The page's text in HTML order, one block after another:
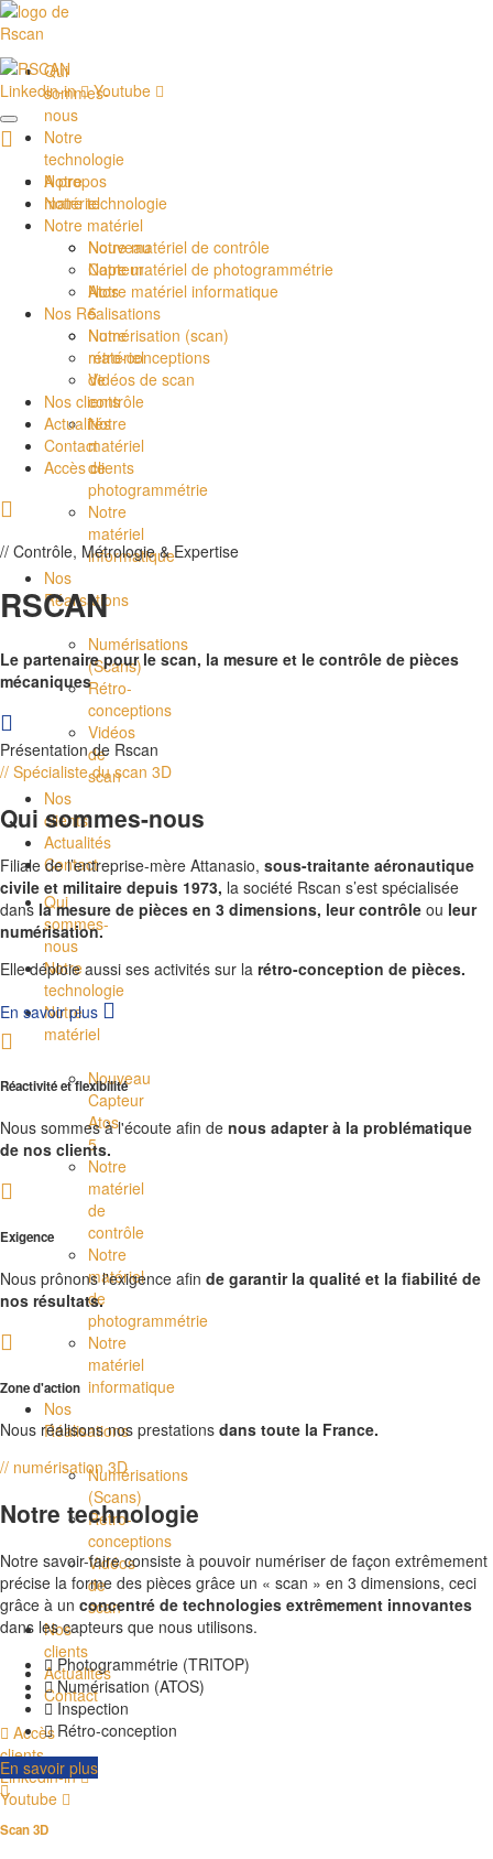
Qui
sommes-
nous
Notre
technologie
Notre
matériel
Nouveau
Capteur
Atos
5
Notre
matériel
de
contrôle
Notre
matériel
de
photogrammétrie
Notre
matériel
informatique
Nos
Réalisations
Numérisations
(Scans)
Rétro-
conceptions
Vidéos
de
scan
Nos
clients
Actualités
Contact
Qui
sommes-
nous
Notre
technologie
Notre
matériel
Nouveau
Capteur
Atos
5
Notre
matériel
de
contrôle
Notre
matériel
de
photogrammétrie
Notre
matériel
informatique
Nos
Réalisations
Numérisations
(Scans)
Rétro-
conceptions
Vidéos
de
scan
Nos
clients
Actualités
Contact
Accès
clients
Linkedin-in
Youtube
Linkedin-in Youtube
A propos
Notre technologie
Notre matériel
Notre matériel de contrôle
Notre matériel de photogrammétrie
Notre matériel informatique
Nos Réalisations
Numérisation (scan)
rétro-conceptions
Vidéos de scan
Nos clients
Actualités
Contact
Accès clients
// Contrôle, Métrologie & Expertise
RSCAN
Le partenairepour le scan, la mesure et le contrôle de pièces
mécaniques
Présentation de Rscan
// Spécialiste du scan 3D
Qui sommes-nous
Filiale de l’entreprise-mère Attanasio, sous-traitante aéronautique
civile et militaire depuis 1973, la société Rscan s’est spécialisée
dans la mesure de pièces en 3 dimensions, leur contrôle ou leur
numérisation.
Elle déploie aussi ses activités sur la rétro-conception de pièces.
En savoir plus
Réactivité et flexibilité
Nous sommes à l'écoute afin de nous adapter à la problématique
de nos clients.
Exigence
Nous prônons l'exigence afin de garantir la qualité et la fiabilité de
nos résultats.
Zone d'action
Nous réalisons nos prestations dans toute la France.
// numérisation 3D
Notre technologie
Notre savoir-faire consiste à pouvoir numériser de façon extrêmement
précise la forme des pièces grâce un « scan » en 3 dimensions, ceci
grâce à un concentré de technologies extrêmement innovantes
dans les capteurs que nous utilisons.
Photogrammétrie (TRITOP)
Numérisation (ATOS)
Inspection
Rétro-conception
En savoir plus
Scan 3D